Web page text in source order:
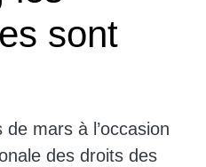
sont
mars à l’occasion
des droits des